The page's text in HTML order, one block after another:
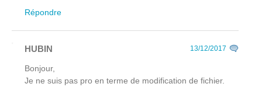
Répondre
HUBIN 13/12/2017
Bonjour,
Je ne suis pas pro en terme de modification de fichier.